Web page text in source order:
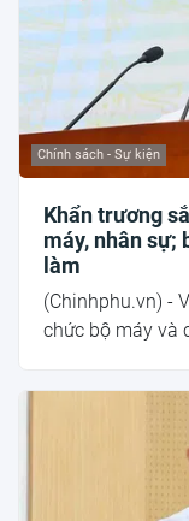
Chính sách - Sự kiện
Khẩn trương
máy, nhân sự;
làm
(Chinhphu.vn) -
chức bộ máy và